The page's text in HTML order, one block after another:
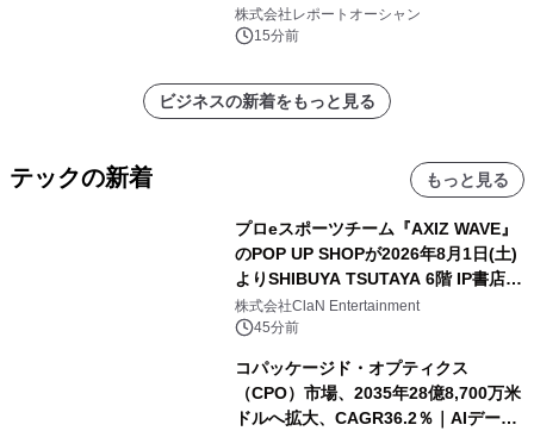
牽引
株式会社レポートオーシャン
15分前
ビジネスの新着をもっと見る
テックの新着 もっと見る
プロeスポーツチーム『AXIZ WAVE』
のPOP UP SHOPが2026年8月1日(土)
よりSHIBUYA TSUTAYA 6階 IP書店で
開催決定！！
株式会社ClaN Entertainment
45分前
コパッケージド・オプティクス
（CPO）市場、2035年28億8,700万米
ドルへ拡大、CAGR36.2％｜AIデータ